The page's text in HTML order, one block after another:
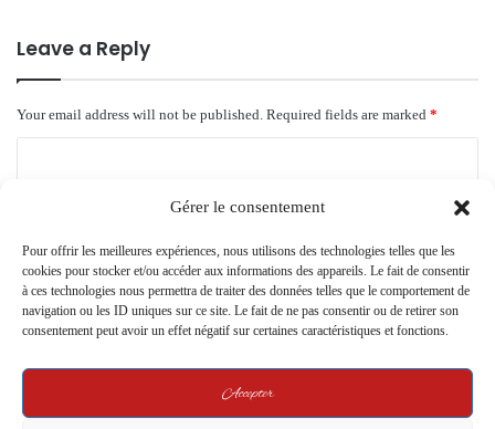
Gérer le consentement
Pour offrir les meilleures expériences, nous utilisons des technologies telles que les
cookies pour stocker et/ou accéder aux informations des appareils. Le fait de consentir
à ces technologies nous permettra de traiter des données telles que le comportement de
navigation ou les ID uniques sur ce site. Le fait de ne pas consentir ou de retirer son
consentement peut avoir un effet négatif sur certaines caractéristiques et fonctions.
Accepter
Leave a Reply
Your email address will not be published. Required fields are marked *
m
n